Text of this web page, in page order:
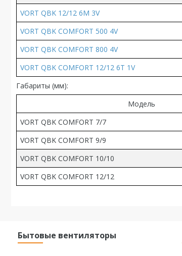
VORT QBK 12/12 6M 3V
VORT QBK COMFORT 500 4V
VORT QBK COMFORT 800 4V
VORT QBK COMFORT 12/12 6T 1V
Габариты (мм):
Модель
VORT QBK COMFORT 7/7
VORT QBK COMFORT 9/9
VORT QBK COMFORT 10/10
VORT QBK COMFORT 12/12
Бытовые вентиляторы